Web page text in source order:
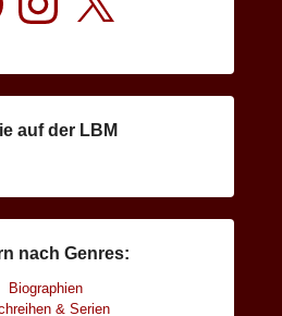
auf der LBM
nach Genres:
Biographien
& Serien